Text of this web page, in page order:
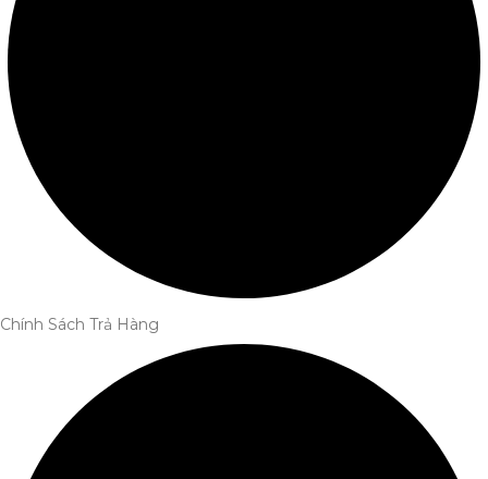
Chính Sách Trả Hàng